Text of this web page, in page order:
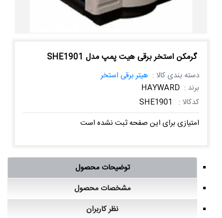
گرمکن استخر برقی هیت پمپ مدل SHE1901
دسته بندی کالا : هیتر برقی استخر
برند : HAYWARD
کدکالا : SHE1901
امتیازی برای این صفحه ثبت نشده است
توضیحات محصول
مشخصات محصول
نظر کاربران